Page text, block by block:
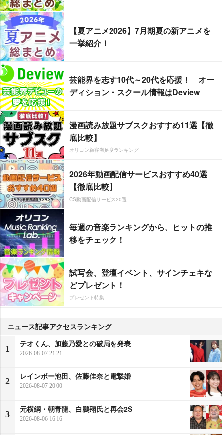
【夏アニメ2026】7月期夏の新アニメを
一挙紹介！
芸能界を志す10代～20代を応援！ オー
ディション・スクール情報はDeview
漫画読み放題サブスクおすすめ11選【徹
底比較】
オリコン顧客満足度ランキング
2026年動画配信サービスおすすめ40選
【徹底比較】
CS動画配信サービス20選
毎週の音楽ランキングから、ヒットの推
移をチェック！
試写会、登壇イベント、サインチェキな
どプレゼント！
プレゼント特集
ニュース記事アクセスランキング
1
テオくん、加藤乃愛との破局を発表
2026-08-07 21:21
2
レインボー池田、佐藤佳奈と電撃婚
2026-08-07 20:00
3
元横綱・朝青龍、白鵬翔氏と再会2S
2026-08-06 16:16